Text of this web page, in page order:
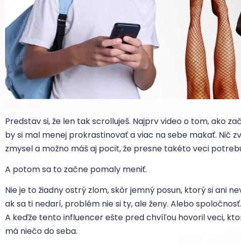
Predstav si, že len tak scrolluješ. Najprv video o tom, ako
by si mal menej prokrastinovať a viac na sebe makať. Nič
zmysel a možno máš aj pocit, že presne takéto veci
A potom sa to začne pomaly meniť.
Nie je to žiadny ostrý zlom, skôr jemný posun, ktorý si ani
ak sa ti nedarí, problém nie si ty, ale ženy. Alebo
A keďže tento influencer ešte pred chvíľou hovoril veci,
má niečo do seba.